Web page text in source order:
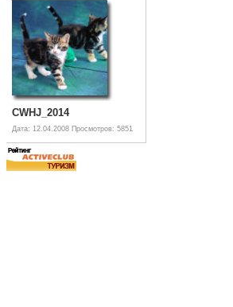
CWHJ_2014
Дата: 12.04.2008 Просмотров: 5851